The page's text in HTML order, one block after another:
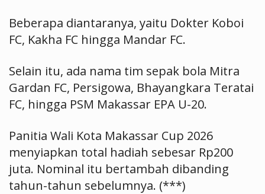
Beberapa diantaranya, yaitu Dokter Koboi
FC, Kakha FC hingga Mandar FC.
Selain itu, ada nama tim sepak bola Mitra
Gardan FC, Persigowa, Bhayangkara Teratai
FC, hingga PSM Makassar EPA U-20.
Panitia Wali Kota Makassar Cup 2026
menyiapkan total hadiah sebesar Rp200
juta. Nominal itu bertambah dibanding
tahun-tahun sebelumnya. (***)